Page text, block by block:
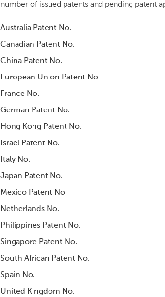
number of issued patents and pending patent
Australia Patent No.
Canadian Patent No.
China Patent No.
European Union Patent No.
France No.
German Patent No.
Hong Kong Patent No.
Israel Patent No.
Italy No.
Japan Patent No.
Mexico Patent No.
Netherlands No.
Philippines Patent No.
Singapore Patent No.
South African Patent No.
Spain No.
United Kingdom No.